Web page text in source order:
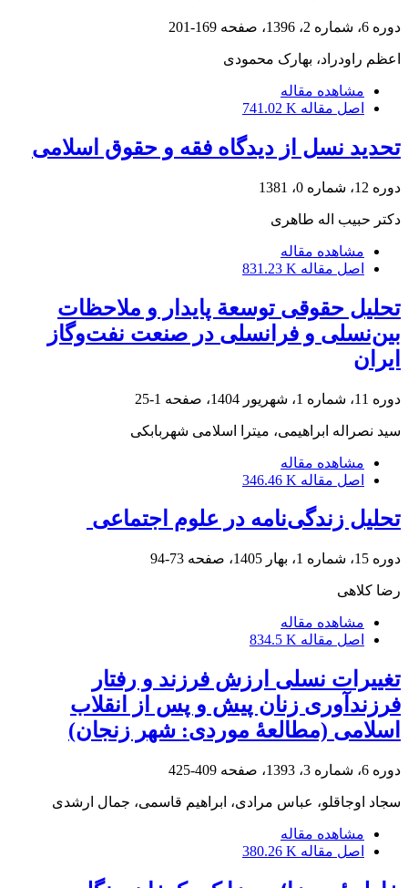
دوره 6، شماره 2، 1396، صفحه 169-201
اعظم راودراد، بهارک محمودی
مشاهده مقاله
اصل مقاله 741.02 K
تحدید نسل از دیدگاه فقه و حقوق اسلامی
دوره 12، شماره 0، 1381
دکتر حبیب اله طاهری
مشاهده مقاله
اصل مقاله 831.23 K
تحلیل حقوقی توسعة پایدار و ملاحظات
بین‌نسلی و فرانسلی در صنعت نفت‌‌وگاز
ایران
دوره 11، شماره 1، شهریور 1404، صفحه 1-25
سید نصراله ابراهیمی، میترا اسلامی شهربابکی
مشاهده مقاله
اصل مقاله 346.46 K
تحلیل زندگی‌نامه در علوم اجتماعی
دوره 15، شماره 1، بهار 1405، صفحه 73-94
رضا کلاهی
مشاهده مقاله
اصل مقاله 834.5 K
تغییرات نسلی ارزش فرزند و رفتار
فرزندآوری زنان پیش و پس از انقلاب
اسلامی (مطالعۀ موردی: شهر زنجان)
دوره 6، شماره 3، 1393، صفحه 409-425
سجاد اوجاقلو، عباس مرادی، ابراهیم قاسمی، جمال ارشدی
مشاهده مقاله
اصل مقاله 380.26 K